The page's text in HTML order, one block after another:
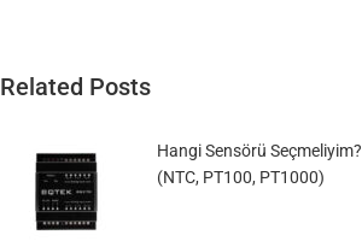
Related Posts
Hangi Sensörü Seçmeliyim?
(NTC, PT100, PT1000)